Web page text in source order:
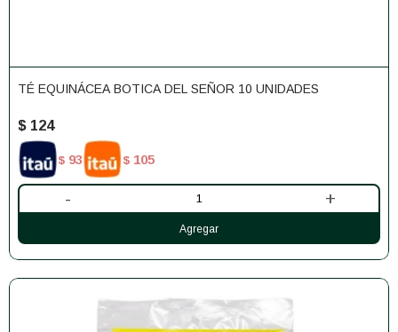
TÉ EQUINÁCEA BOTICA DEL SEÑOR 10 UNIDADES
$ 124
$ 93 $ 105
- +